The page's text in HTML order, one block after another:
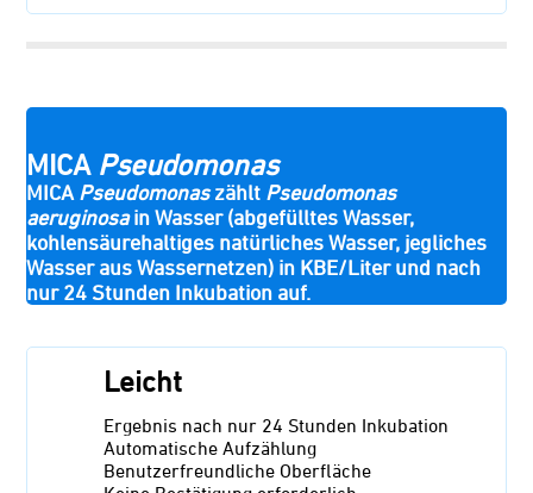
MICA Pseudomonas
MICA Pseudomonaszählt Pseudomonas
aeruginosain Wasser (abgefülltes Wasser,
kohlensäurehaltiges natürliches Wasser, jegliches
Wasser aus Wassernetzen) in KBE/Liter und nach
nur 24 Stunden Inkubation auf.
Leicht
Ergebnis nach nur 24 Stunden Inkubation
Automatische Aufzählung
Benutzerfreundliche Oberfläche